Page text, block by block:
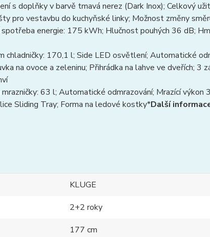
s doplňky v barvě tmavá nerez (Dark Inox); Celkový
pro vestavbu do kuchyňské linky; Možnost změny
energie: 175 kWh; Hlučnost pouhých 36 dB;
chladničky: 170,1 l; Side LED osvětlení; Automatické
na ovoce a zeleninu; Přihrádka na lahve ve dveřích; 3
63 l; Automatické odmrazování; Mrazící výkon
Sliding Tray; Forma na ledové kostky*Další
KLUGE
2+2 roky
177 cm